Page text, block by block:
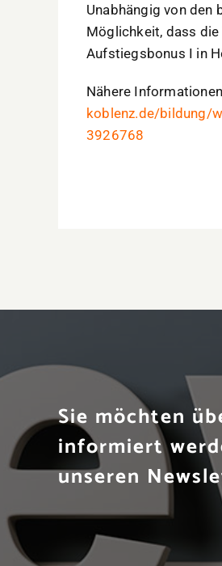
Unabhängig von den
Möglichkeit, dass die
Aufstiegsbonus I in
Nähere
koblenz.de/bildung/
3926768
Sie möchten
informiert
unseren